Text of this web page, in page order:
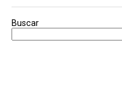
Buscar